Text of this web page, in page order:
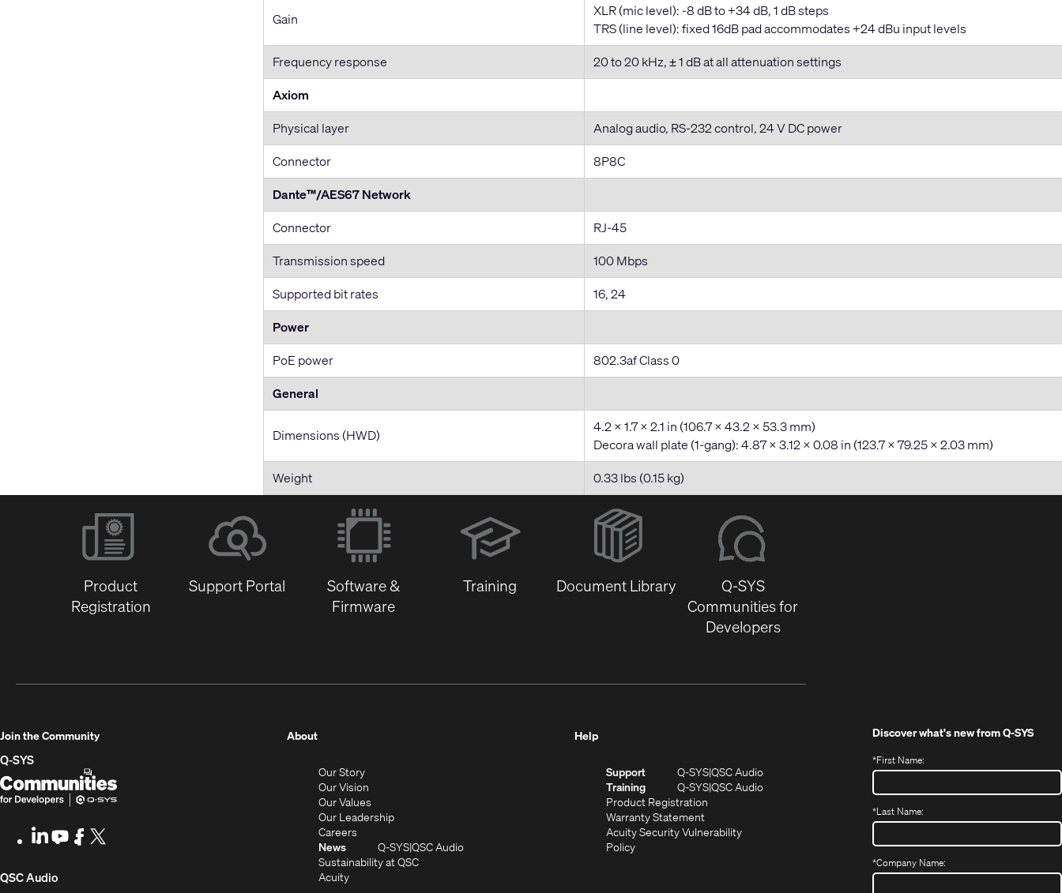
Gain
XLR (mic level): -8 dB to +34 dB, 1 dB steps
TRS (line level): fixed 16dB pad accommodates +24 dBu input levels
Frequency response
20 to 20 kHz, ± 1 dB at all attenuation settings
Axiom
Physical layer
Analog audio, RS-232 control, 24 V DC power
Connector
8P8C
Dante™/AES67 Network
Connector
RJ-45
Transmission speed
100 Mbps
Supported bit rates
16, 24
Power
PoE power
802.3af Class 0
General
Dimensions (HWD)
4.2 x 1.7 x 2.1 in (106.7 x 43.2 x 53.3 mm)
Decora wall plate (1-gang): 4.87 x 3.12 x 0.08 in (123.7 x 79.25 x 2.03 mm)​
Weight
0.33 lbs (0.15 kg)
Product
Registration
Support Portal
Software &
Firmware
Training
Document Library
Q-SYS
Communities for
Developers
Join the Community
Q-SYS
Q-
SYS
(Opens
in
LinkedIn
(Opens
new
Youtube
(OpensFacebook
(Opens
QSC Audio(Opens
About(Opens
new
window)
Our Story(Opens
in
new
window)
Our Vision
in
new
Our Values
in
window)
Our Leadership(Opens
new
window)
Careers
new
News Q-SYSQSC Audio(Opens
Sustainability at QSC(Opens
Acuity(Opens
Help
Support Q-SYS(Opens
in
QSC Audio(Opens
in
Training Q-SYSQSC Audio(Opens
Product Registration(Opens
new
Warranty Statement(Opens
in
Acuity Security Vulnerability
Policy(Opens
Discover what's new fromQ-SYS
*First Name:
*Last Name:
*Company Name: